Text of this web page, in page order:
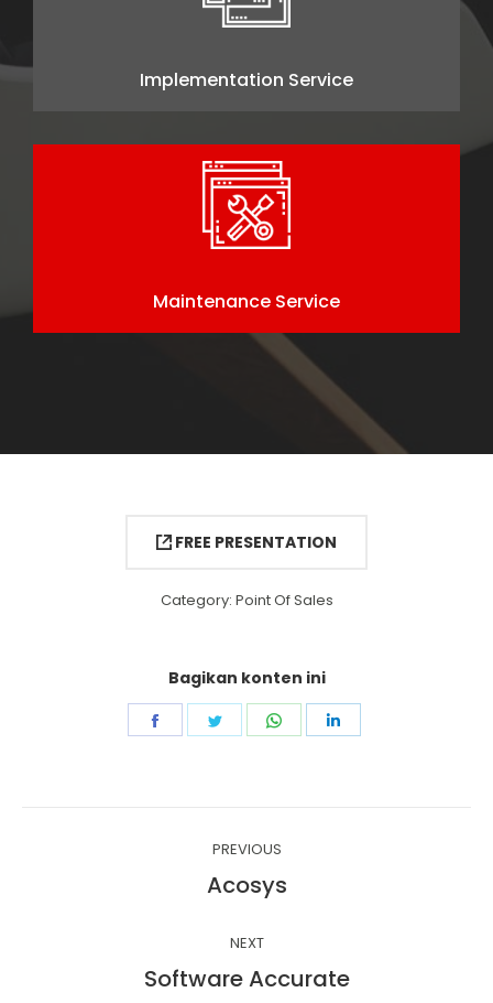
Implementation Service
Maintenance Service
FREE PRESENTATION
Category: Point Of Sales
Bagikan konten ini
Share
Share
Share
navigation
PREVIOUS
Previous
Acosys
NEXT
Next
Software Accurate